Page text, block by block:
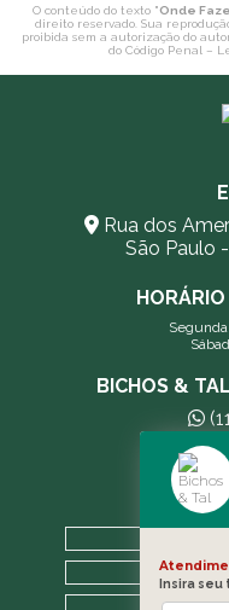
O conteúdo do texto "Onde
direito reservado. Sua
proibida sem a autorização do
do Código Penal –
Rua dos
São Paulo
BICHOS &
Insira